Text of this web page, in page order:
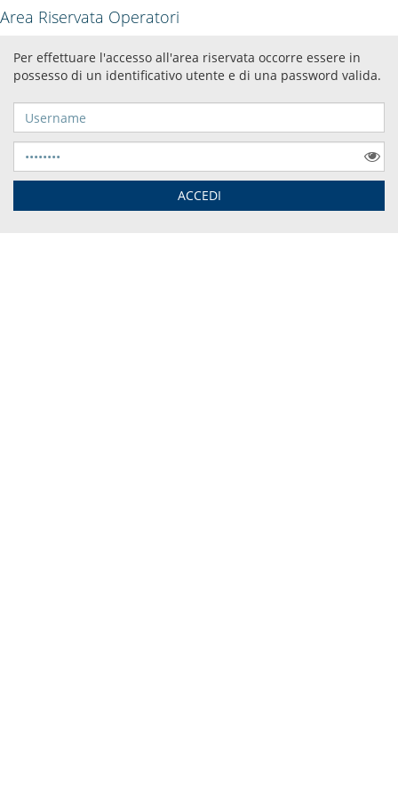
Area Riservata Operatori
Per effettuare l'accesso all'area riservata occorre essere in
possesso di un identificativo utente e di una password valida.
Username